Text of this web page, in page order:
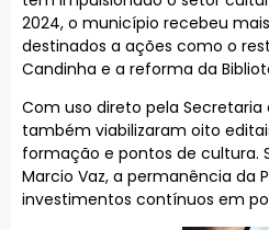
2024, o município recebeu
destinados a ações como o
Candinha e a reforma da
Com uso direto pela Secretaria
também viabilizaram oito
formação e pontos de cultura.
Marcio Vaz, a permanência da
investimentos contínuos em